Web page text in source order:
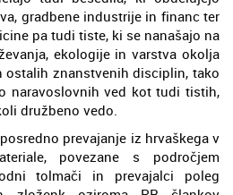
gradbene industrije in financ ter
pa tudi tiste, ki se nanašajo na
ekologije in varstva okolja
ostalih znanstvenih disciplin, tako
naravoslovnih ved kot tudi tistih,
družbeno vedo.
prevajanje iz hrvaškega v
povezane s področjem
tolmači in prevajalci poleg